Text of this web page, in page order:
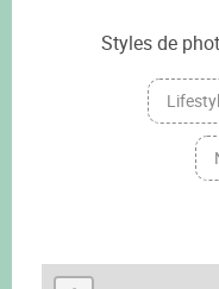
Styles de